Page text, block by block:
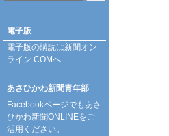
電子版
電子版の購読は新聞オン
ライン.COMへ
あさひかわ新聞青年部
Facebookページでもあさ
ひかわ新聞ONLINEをご
活用ください。